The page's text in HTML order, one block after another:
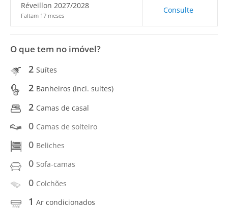
Réveillon 2027/2028
Faltam 17 meses
Consulte
O que tem no imóvel?
2 Suítes
2 Banheiros (incl. suítes)
2 Camas de casal
0 Camas de solteiro
0 Beliches
0 Sofa-camas
0 Colchões
1 Ar condicionados